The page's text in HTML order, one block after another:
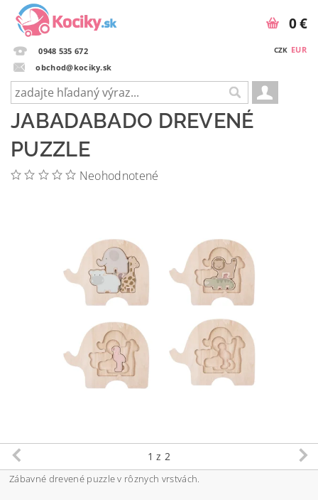
0948 535 672
obchod@kociky.sk
CZK EUR
0 €
JABADABADO DREVENÉ
PUZZLE
Neohodnotené
1 z 2
Zábavné drevené puzzle v rôznych vrstvách.